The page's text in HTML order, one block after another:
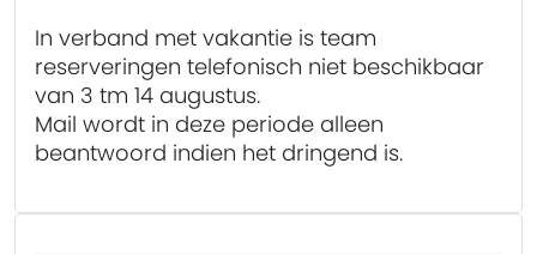
In verband met vakantie is team
reserveringen telefonisch niet beschikbaar
van 3 tm 14 augustus.
Mail wordt in deze periode alleen
beantwoord indien het dringend is.